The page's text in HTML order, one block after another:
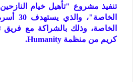
تنفيذ مشروع "تأهيل خيام
الخاصة، وذلك بالشراكة مع فريق
كريم من منظمة Humanity.